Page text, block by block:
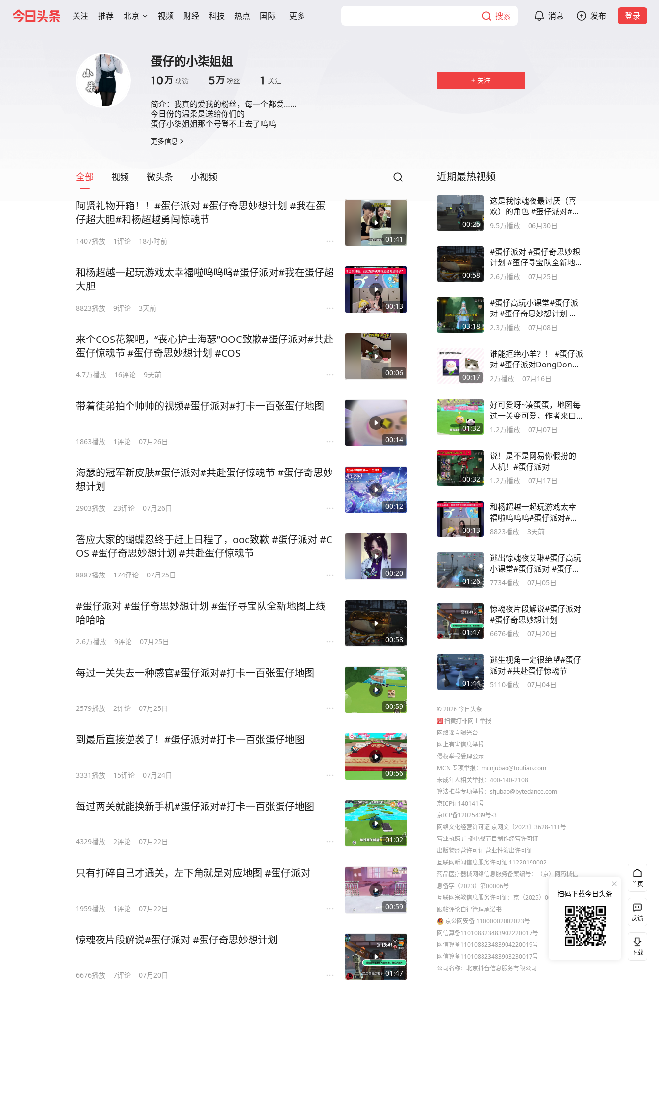
关注 推荐 北京 视频 财经 科技 热点 国际 更多 搜索 消息 发布 登录
蛋仔的小柒姐姐
10万 获赞 5万 粉丝 1 关注
简介： 我真的爱我的粉丝，每一个都爱……
今日份的温柔是送给你们的
蛋仔小柒姐姐那个号登不上去了呜呜
更多信息
关注
全部 视频 微头条 小视频
01:41
阿贤礼物开箱！！#蛋仔派对 #蛋仔奇思妙想计划 #我在蛋
仔超大胆#和杨超越勇闯惊魂节
1407播放 1评论 18小时前
00:13
和杨超越一起玩游戏太幸福啦呜呜呜#蛋仔派对#我在蛋仔超
大胆
8823播放 9评论 3天前
00:06
来个COS花絮吧，“丧心护士海瑟”OOC致歉#蛋仔派对#共赴
蛋仔惊魂节 #蛋仔奇思妙想计划 #COS
4.7万播放 16评论 9天前
00:14
带着徒弟拍个帅帅的视频#蛋仔派对#打卡一百张蛋仔地图
1863播放 1评论 07月26日
00:12
海瑟的冠军新皮肤#蛋仔派对#共赴蛋仔惊魂节 #蛋仔奇思妙
想计划
2903播放 23评论 07月26日
00:20
答应大家的蝴蝶忍终于赶上日程了，ooc致歉 #蛋仔派对 #C
OS #蛋仔奇思妙想计划 #共赴蛋仔惊魂节
8887播放 174评论 07月25日
00:58
#蛋仔派对 #蛋仔奇思妙想计划 #蛋仔寻宝队全新地图上线
哈哈哈
2.6万播放 9评论 07月25日
00:59
每过一关失去一种感官#蛋仔派对#打卡一百张蛋仔地图
2579播放 2评论 07月25日
00:56
到最后直接逆袭了！#蛋仔派对#打卡一百张蛋仔地图
3331播放 15评论 07月24日
01:02
每过两关就能换新手机#蛋仔派对#打卡一百张蛋仔地图
4329播放 2评论 07月22日
00:59
只有打碎自己才通关，左下角就是对应地图 #蛋仔派对
1959播放 1评论 07月22日
01:47
惊魂夜片段解说#蛋仔派对 #蛋仔奇思妙想计划
6676播放 7评论 07月20日
近期最热视频
00:25
这是我惊魂夜最讨厌（喜
欢）的角色 #蛋仔派对#蛋
仔惊魂攻略站
9.5万播放 06月30日
00:58
#蛋仔派对 #蛋仔奇思妙想
计划 #蛋仔寻宝队全新地图
上线 哈哈哈
2.6万播放 07月25日
03:18
#蛋仔高玩小课堂#蛋仔派
对 #蛋仔奇思妙想计划 艾
琳整局解说来咯
2.3万播放 07月08日
00:17
谁能拒绝小羊？！ #蛋仔派
对 #蛋仔派对DongDong
独家战略合作
2万播放 07月16日
01:32
好可爱呀~凑蛋蛋，地图每
过一关变可爱，作者来口
橙
1.2万播放 07月07日
00:32
说！是不是网易你假扮的
人机！#蛋仔派对
1.2万播放 07月17日
00:13
和杨超越一起玩游戏太幸
福啦呜呜呜#蛋仔派对#我
在蛋仔超大胆
8823播放 3天前
01:26
逃出惊魂夜艾琳#蛋仔高玩
小课堂#蛋仔派对 #蛋仔派
对逃出惊魂夜
7734播放 07月05日
01:47
惊魂夜片段解说#蛋仔派对
#蛋仔奇思妙想计划
6676播放 07月20日
01:44
逃生视角一定很绝望#蛋仔
派对 #共赴蛋仔惊魂节
5110播放 07月04日
©2026今日头条
扫黄打非网上举报
网络谣言曝光台
网上有害信息举报
侵权举报受理公示
MCN 专项举报：mcnjubao@toutiao.com
未成年人相关举报：400-140-2108
算法推荐专项举报：sfjubao@bytedance.com
京ICP证140141号
京ICP备12025439号-3
网络文化经营许可证 京网文〔2023〕3628-111号
营业执照 广播电视节目制作经营许可证
出版物经营许可证 营业性演出许可证
互联网新闻信息服务许可证 11220190002
药品医疗器械网络信息服务备案编号：（京）网药械信
息备字（2023）第00006号
互联网宗教信息服务许可证：京（2025）0000021
跟帖评论自律管理承诺书
京公网安备 11000002002023号
网信算备110108823483902220017号
网信算备110108823483904220019号
网信算备110108823483903230017号
公司名称：北京抖音信息服务有限公司
首页
反馈
下载
扫码下载今日头条